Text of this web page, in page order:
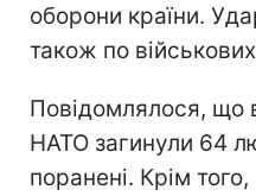
оборони країни.
також по
Повідомлялося, що
НАТО загинули 64
поранені. Крім